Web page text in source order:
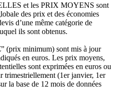
et les PRIX MOYENS sont
des prix et des économies
d’une même catégorie de
ils sont obtenus.
(prix minimum) sont mis à jour
en euros. Les prix moyens,
sont exprimées en euros ou
trimestriellement (1er janvier, 1er
la base de 12 mois de données